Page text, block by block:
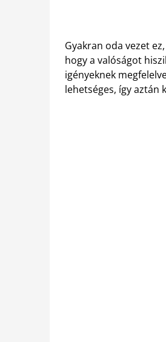
Gyakran oda vezet
hogy a valóságot
igényeknek
lehetséges, így aztán